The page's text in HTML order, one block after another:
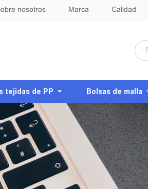
nosotros Marca Calidad
tejidas de PP Bolsas de malla